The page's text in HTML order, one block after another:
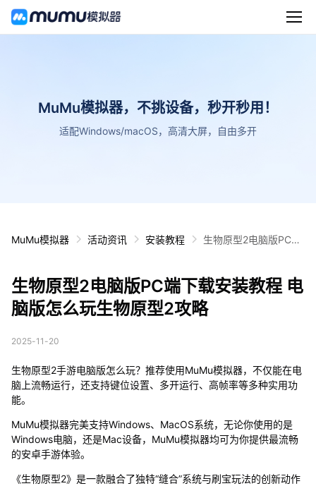
MuMu模拟器，不挑设备，秒开秒用！
适配Windows/macOS，高清大屏，自由多开
MuMu模拟器 活动资讯 安装教程
生物原型2电脑版PC端
生物原型2电脑版PC端下载安装教程 电
脑版怎么玩生物原型2攻略
2025-11-20
生物原型2手游电脑版怎么玩？推荐使用MuMu模拟器，不仅能在电
脑上流畅运行，还支持键位设置、多开运行、高帧率等多种实用功
能。
MuMu模拟器完美支持Windows、MacOS系统，无论你使用的是
Windows电脑，还是Mac设备，MuMu模拟器均可为你提供最流畅
的安卓手游体验。
《生物原型2》是一款融合了独特“缝合”系统与刷宝玩法的创新动作